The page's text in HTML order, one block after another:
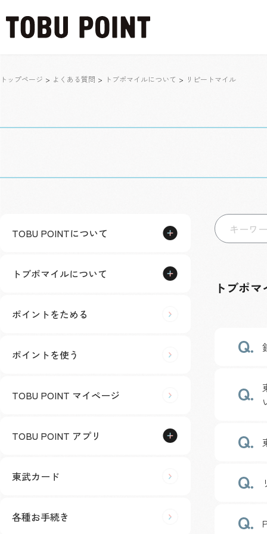
トップページ > よくある質問 > トブポマイルについて > リピートマイル
TOBU POINTについて
トブポマイルについて
ポイントをためる
ポイントを使う
TOBU POINT マイページ
TOBU POINT アプリ
東武カード
各種お手続き
トブポ